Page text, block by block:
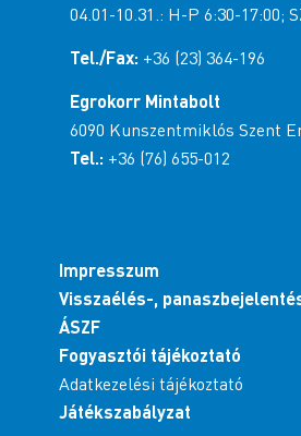
04.01-10.31.: H-P 6:30-17:00;
Tel./Fax: +36 (23) 364-196
Egrokorr Mintabolt
6090 Kunszentmiklós Szent
Tel.: +36 (76) 655-012
Impresszum
Visszaélés-,
ÁSZF
Fogyasztói tájékoztató
Adatkezelési tájékoztató
Játékszabályzat